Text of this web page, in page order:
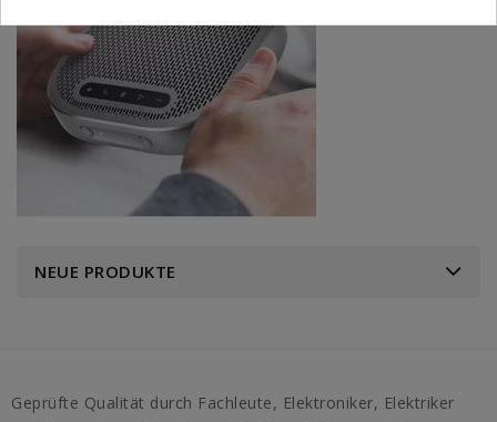
NEUE PRODUKTE
Geprüfte Qualität durch Fachleute, Elektroniker, Elektriker